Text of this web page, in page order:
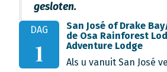
gesloten.
DAG
1
San José of Drake
de Osa Rainforest
Adventure Lodge
Als u vanuit San José